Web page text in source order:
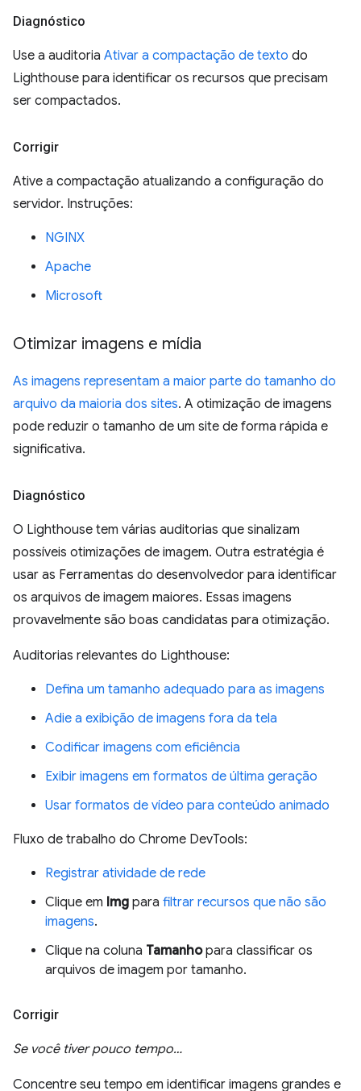
Diagnóstico
Use a auditoria Ativar a compactação de texto do
Lighthouse para identificar os recursos que precisam
ser compactados.
Corrigir
Ative a compactação atualizando a configuração do
servidor. Instruções:
NGINX
Apache
Microsoft
Otimizar imagens e mídia
As imagens representam a maior parte do tamanho do
arquivo da maioria dos sites. A otimização de imagens
pode reduzir o tamanho de um site de forma rápida e
significativa.
Diagnóstico
O Lighthouse tem várias auditorias que sinalizam
possíveis otimizações de imagem. Outra estratégia é
usar as Ferramentas do desenvolvedor para identificar
os arquivos de imagem maiores. Essas imagens
provavelmente são boas candidatas para otimização.
Auditorias relevantes do Lighthouse:
Defina um tamanho adequado para as imagens
Adie a exibição de imagens fora da tela
Codificar imagens com eficiência
Exibir imagens em formatos de última geração
Usar formatos de vídeo para conteúdo animado
Fluxo de trabalho do Chrome DevTools:
Registrar atividade de rede
Clique em Img para filtrar recursos que não são
imagens.
Clique na coluna Tamanhopara classificar os
arquivos de imagem por tamanho.
Corrigir
Se você tiver pouco tempo…
Concentre seu tempo em identificar imagens grandes e